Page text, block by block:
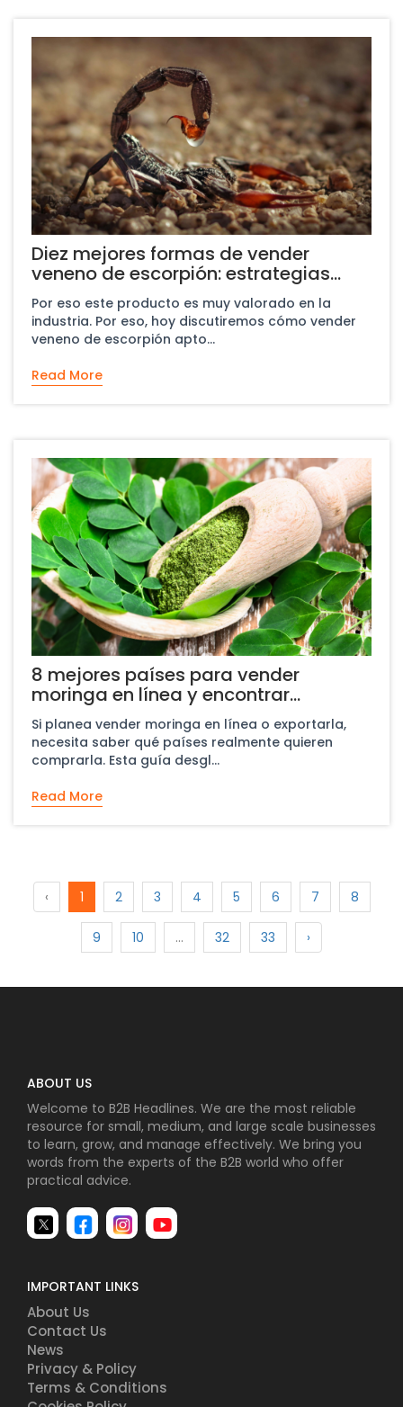
Diez mejores formas de vender
veneno de escorpión: estrategias
comprobadas para encontrar
compradores
Por eso este producto es muy valorado en la
industria. Por eso, hoy discutiremos cómo vender
veneno de escorpión apto...
Read More
8 mejores países para vender
moringa en línea y encontrar
compradores mayoristas
Si planea vender moringa en línea o exportarla,
necesita saber qué países realmente quieren
comprarla. Esta guía desgl...
Read More
‹ 1 2 3 4 5 6 7 8
9 10 ... 32 33 ›
ABOUT US
Welcome to B2B Headlines. We are the most reliable
resource for small, medium, and large scale businesses
to learn, grow, and manage effectively. We bring you
words from the experts of the B2B world who offer
practical advice.
IMPORTANT LINKS
About Us
Contact Us
News
Privacy & Policy
Terms & Conditions